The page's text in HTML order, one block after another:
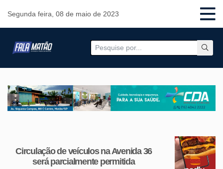
Segunda feira, 08 de maio de 2023
Circulação de veículos na Avenida 36
será parcialmente permitida